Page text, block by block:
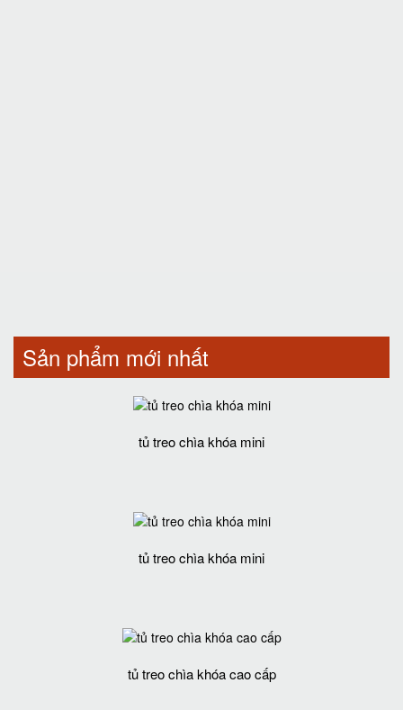
Sản phẩm mới nhất
tủ treo chìa khóa mini
tủ treo chìa khóa mini
tủ treo chìa khóa cao cấp